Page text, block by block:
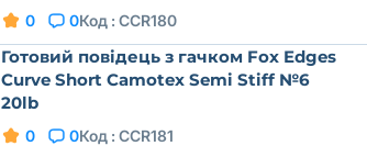
0 0Код : CCR180
Готовий повідець з гачком Fox Edges
Curve Short Camotex Semi Stiff №6
20lb
0 0Код : CCR181